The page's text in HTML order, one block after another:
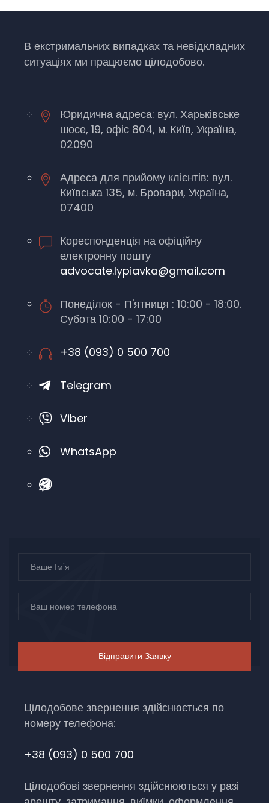
В екстримальних випадках та невідкладних
ситуаціях ми працюємо цілодобово.
Юридична адреса: вул. Харьківське
шосе, 19, офіс 804, м. Київ, Україна,
02090
Адреса для прийому клієнтів: вул.
Київська 135, м. Бровари, Україна,
07400
Кореспонденція на офіційну
електронну пошту
advocate.lypiavka@gmail.com
Понеділок - П'ятниця : 10:00 - 18:00.
Субота 10:00 - 17:00
+38 (093) 0 500 700
Telegram
Viber
WhatsApp
Цілодобове звернення здійснюється по
номеру телефона:
+38 (093) 0 500 700
Цілодобові звернення здійснюються у разі